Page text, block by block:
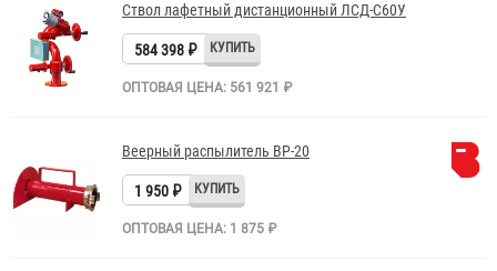
Ствол лафетный дистанционный ЛСД-С60У
584 398 ₽
ОПТОВАЯ ЦЕНА: 561 921 ₽
Веерный распылитель ВР-20
1 950 ₽
ОПТОВАЯ ЦЕНА: 1 875 ₽